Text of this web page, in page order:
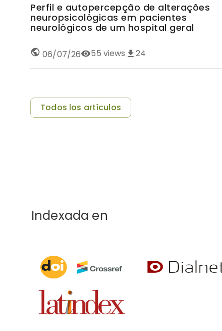
Perfil e autopercepção de alterações
neuropsicológicas em pacientes
neurológicos de um hospital geral
06/07/26 55 views 24
Todos los artículos
Indexada en